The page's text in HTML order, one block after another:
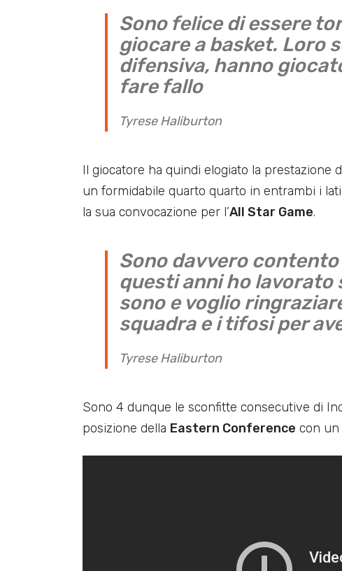
Sono felice di essere
giocare a basket. Loro
difensiva, hanno
fare fallo
Tyrese Haliburton
Il giocatore ha quindi elogiato la prestazione
un formidabile quarto quarto in entrambi i
la sua convocazione per l’All Star Game.
Sono davvero
questi anni ho lavorato
sono e voglio
squadra e i tifosi per
Tyrese Haliburton
Sono 4 dunque le sconfitte consecutive di
posizione della Eastern Conference con un